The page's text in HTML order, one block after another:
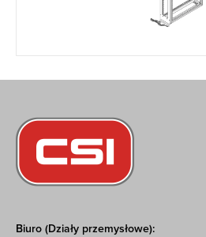
Biuro (Działy przemysłowe):